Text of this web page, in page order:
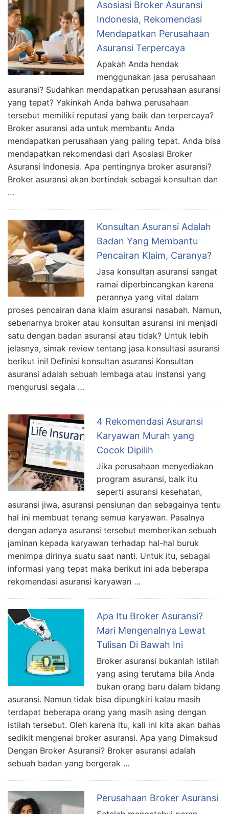
Asosiasi Broker Asuransi
Indonesia, Rekomendasi
Mendapatkan Perusahaan
Asuransi Terpercaya
Apakah Anda hendak
menggunakan jasa perusahaan
asuransi? Sudahkan mendapatkan perusahaan asuransi
yang tepat? Yakinkah Anda bahwa perusahaan
tersebut memiliki reputasi yang baik dan terpercaya?
Broker asuransi ada untuk membantu Anda
mendapatkan perusahaan yang paling tepat. Anda bisa
mendapatkan rekomendasi dari Asosiasi Broker
Asuransi Indonesia. Apa pentingnya broker asuransi?
Broker asuransi akan bertindak sebagai konsultan dan
…
Konsultan Asuransi Adalah
Badan Yang Membantu
Pencairan Klaim, Caranya?
Jasa konsultan asuransi sangat
ramai diperbincangkan karena
perannya yang vital dalam
proses pencairan dana klaim asuransi nasabah. Namun,
sebenarnya broker atau konsultan asuransi ini menjadi
satu dengan badan asuransi atau tidak? Untuk lebih
jelasnya, simak review tentang jasa konsultasi asuransi
berikut ini! Definisi konsultan asuransi Konsultan
asuransi adalah sebuah lembaga atau instansi yang
mengurusi segala …
4 Rekomendasi Asuransi
Karyawan Murah yang
Cocok Dipilih
Jika perusahaan menyediakan
program asuransi, baik itu
seperti asuransi kesehatan,
asuransi jiwa, asuransi pensiunan dan sebagainya tentu
hal ini membuat tenang semua karyawan. Pasalnya
dengan adanya asuransi tersebut memberikan sebuah
jaminan kepada karyawan terhadap hal-hal buruk
menimpa dirinya suatu saat nanti. Untuk itu, sebagai
informasi yang tepat maka berikut ini ada beberapa
rekomendasi asuransi karyawan …
Apa Itu Broker Asuransi?
Mari Mengenalnya Lewat
Tulisan Di Bawah Ini
Broker asuransi bukanlah istilah
yang asing terutama bila Anda
bukan orang baru dalam bidang
asuransi. Namun tidak bisa dipungkiri kalau masih
terdapat beberapa orang yang masih asing dengan
istilah tersebut. Oleh karena itu, kali ini kita akan bahas
sedikit mengenai broker asuransi. Apa yang Dimaksud
Dengan Broker Asuransi? Broker asuransi adalah
sebuah badan yang bergerak …
Perusahaan Broker Asuransi